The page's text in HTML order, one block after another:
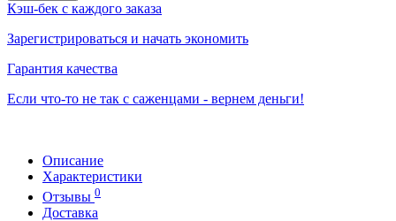
Кэш-бек с каждого заказа
Зарегистрироваться и начать экономить
Гарантия качества
Если что-то не так с саженцами - вернем деньги!
Описание
Характеристики
Отзывы 0
Доставка